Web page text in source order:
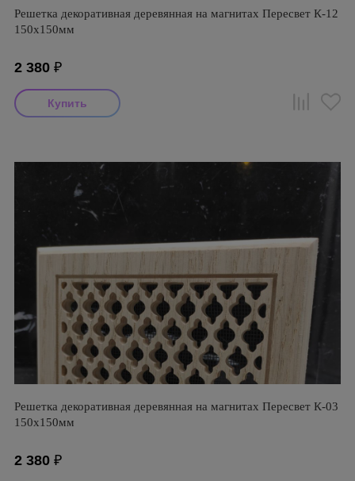
Решетка декоративная деревянная на магнитах Пересвет К-12
150х150мм
2 380 ₽
Решетка декоративная деревянная на магнитах Пересвет К-03
150х150мм
2 380 ₽